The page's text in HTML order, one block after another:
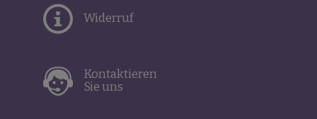
Widerruf
Kontaktieren
Sie uns